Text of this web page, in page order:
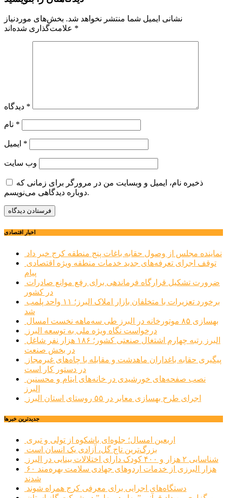
نشانی ایمیل شما منتشر نخواهد شد. بخش‌های موردنیاز
*
*
*
*
وب‌ سایت
ذخیره نام، ایمیل و وبسایت من در مرورگر برای زمانی که
دوباره دیدگاهی می‌نویسم.
اخبار اقتصادی
نماینده مجلس از وصول حقابه باغات پنج منطقه کرج خبر داد
پیام
در کشور
شد
بهسازی ۸۵ موتورخانه در البرز طی سه‌ماهه نخست امسال
درخواست نگاه ویژه ملی به توسعه البرز
در بخش صنعت
در دستور کار است
البرز
اجرای طرح بهسازی معابر در ۵۵ روستای استان البرز
جديدترين خبرها
اربعین امسال؛ جلوه‌ای باشکوه از تولی و تبری
بزرگ‌ترین تاج گل، آزادی یک انسان است
شناسایی ۲ هزار و ۴۰۰ کودک دارای اختلالات بینایی در البرز
۶۰ هزار البرزی از خدمات اردوهای جهادی سلامت بهره‌مند
شدند
دستگاه‌های اجرایی برای معرفی کرج همراه شوند